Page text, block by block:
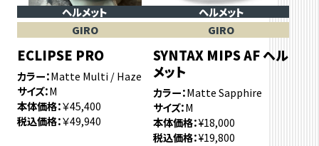
ヘルメット
GIRO
ECLIPSE PRO
カラー Matte Multi / Haze
サイズ M
本体価格 ￥45,400
税込価格 ￥49,940
ヘルメット
GIRO
SYNTAX MIPS AF ヘル
メット
カラー Matte Sapphire
サイズ M
本体価格 ¥18,000
税込価格 ¥19,800